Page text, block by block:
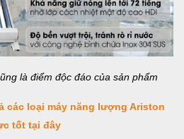
là điểm độc đáo của sản phẩm
các loại máy năng lượng Ariston
tốt tại đây